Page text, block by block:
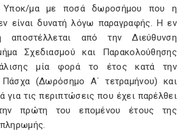
Υποκ/μα με ποσά δωροσήμου που η
είναι δυνατή λόγω παραγραφής. Η εν
αποστέλλεται από την Διεύθυνση
Σχεδιασμού και Παρακολούθησης
μία φορά το έτος κατά την
(Δωρόσημο Α΄ τετραμήνου) και
για τις περιπτώσεις που έχει παρέλθει
πρώτη του επομένου έτους της